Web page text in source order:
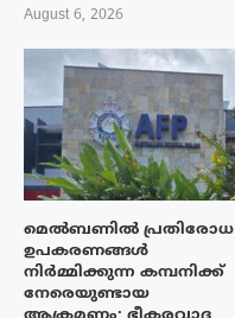
August 6, 2026
മെൽബണിൽ പ്രതിരോധ
ഉപകരണങ്ങൾ
നിർമ്മിക്കുന്ന കമ്പനിക്ക്
നേരെയുണ്ടായ